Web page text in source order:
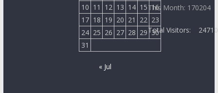
10 11 12 13 14 15 16
17 18 19 20 21 22 23
24 25 26 27 28 29 30
31
« Jul
This Month: 170204
Total Visitors: